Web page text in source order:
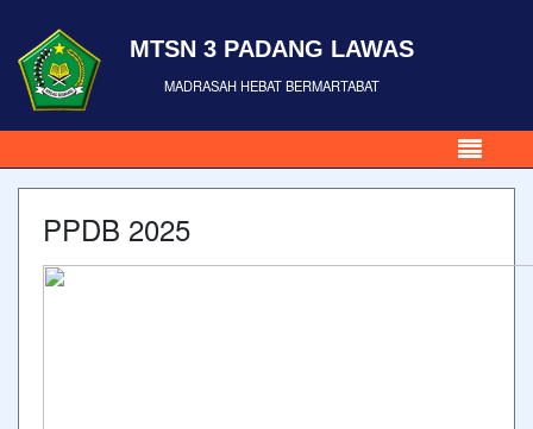
MTSN 3 PADANG LAWAS
MADRASAH HEBAT BERMARTABAT
PPDB 2025